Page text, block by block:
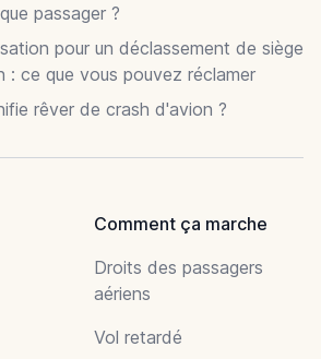
passager ?
pour un déclassement de siège
: ce que vous pouvez réclamer
rêver de crash d'avion ?
Comment ça marche
Droits des passagers
aériens
Vol retardé